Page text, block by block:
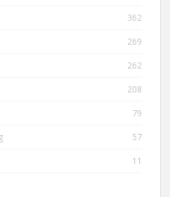
362
269
262
208
79
57
11